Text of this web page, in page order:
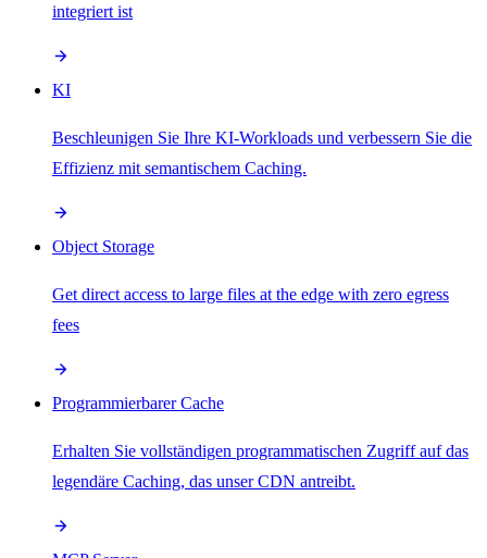
integriert ist
KI
Beschleunigen Sie Ihre KI-Workloads und verbessern Sie die
Effizienz mit semantischem Caching.
Object Storage
Get direct access to large files at the edge with zero egress
fees
Programmierbarer Cache
Erhalten Sie vollständigen programmatischen Zugriff auf das
legendäre Caching, das unser CDN antreibt.